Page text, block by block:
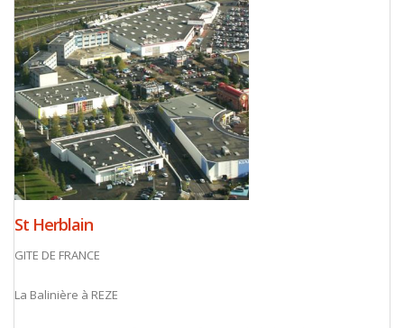
St Herblain
GITE DE FRANCE
La Balinière à REZE